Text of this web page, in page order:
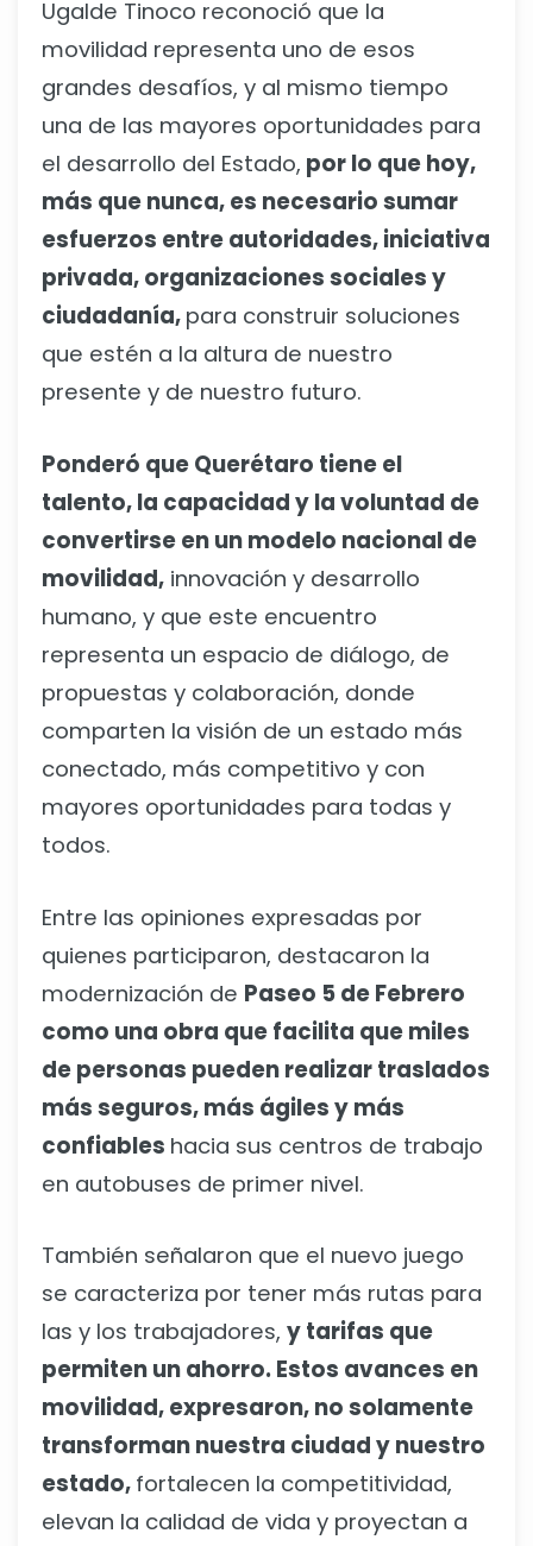
Ugalde Tinoco reconoció que la
movilidad representa uno de esos
grandes desafíos, y al mismo tiempo
una de las mayores oportunidades para
el desarrollo del Estado, por lo que hoy,
más que nunca, es necesario sumar
esfuerzos entre autoridades, iniciativa
privada, organizaciones sociales y
ciudadanía, para construir soluciones
que estén a la altura de nuestro
presente y de nuestro futuro.
Ponderó que Querétaro tiene el
talento, la capacidad y la voluntad de
convertirse en un modelo nacional de
movilidad, innovación y desarrollo
humano, y que este encuentro
representa un espacio de diálogo, de
propuestas y colaboración, donde
comparten la visión de un estado más
conectado, más competitivo y con
mayores oportunidades para todas y
todos.
Entre las opiniones expresadas por
quienes participaron, destacaron la
modernización de Paseo 5 de Febrero
como una obra que facilita que miles
de personas pueden realizar traslados
más seguros, más ágiles y más
confiables hacia sus centros de trabajo
en autobuses de primer nivel.
También señalaron que el nuevo juego
se caracteriza por tener más rutas para
las y los trabajadores, y tarifas que
permiten un ahorro. Estos avances en
movilidad, expresaron, no solamente
transforman nuestra ciudad y nuestro
estado, fortalecen la competitividad,
elevan la calidad de vida y proyectan a